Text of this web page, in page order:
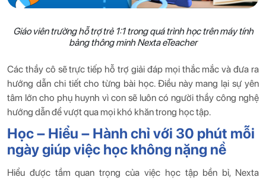
Giáo viên trường hỗ trợ trẻ 1:1 trong quá trình học trên máy tính
bảng thông minh Nexta eTeacher
Các thầy cô sẽ trực tiếp hỗ trợ giải đáp mọi thắc mắc và đưa ra
hướng dẫn chi tiết cho từng bài học. Điều này mang lại sự yên
tâm lớn cho phụ huynh vì con sẽ luôn có người thầy công nghệ
hướng dẫn để vượt qua mọi khó khăn trong học tập.
Học – Hiểu – Hành chỉ với 30 phút mỗi
ngày giúp việc học không nặng nề
Hiểu được tầm quan trọng của việc học tập bền bỉ, Nexta